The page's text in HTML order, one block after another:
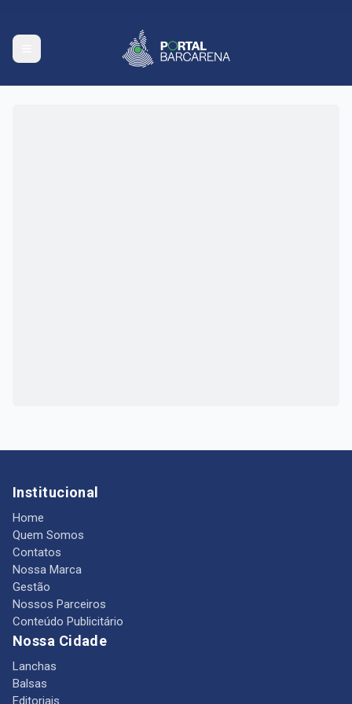
Institucional
Home
Quem Somos
Contatos
Nossa Marca
Gestão
Nossos Parceiros
Conteúdo Publicitário
Nossa Cidade
Lanchas
Balsas
Editoriais